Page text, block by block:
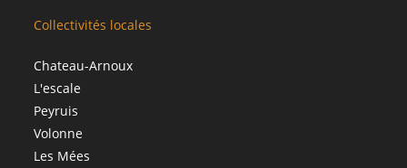
Collectivités locales
Chateau-Arnoux
L'escale
Peyruis
Volonne
Les Mées